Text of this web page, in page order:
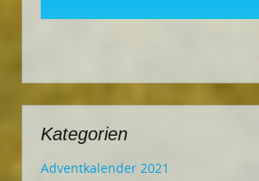
Kategorien
Adventkalender 2021